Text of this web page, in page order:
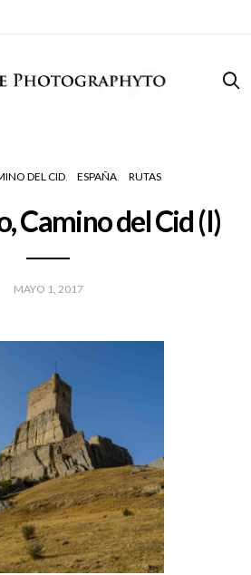
DEL CID ESPAÑA RUTAS
Camino del Cid (I)
MAYO 1, 2017